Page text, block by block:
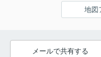
地図
メールで共有する